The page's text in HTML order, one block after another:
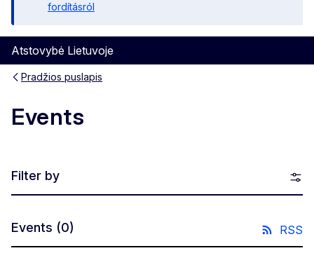
fordításról
Atstovybė Lietuvoje
Pradžios puslapis
Events
Filter by
Events (0) RSS